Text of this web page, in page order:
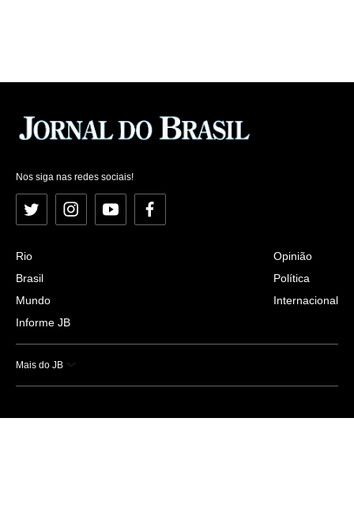
Nos siga nas redes sociais!
Twitter InstagramYouTubeFacebook
Rio
Brasil
Mundo
Informe JB
Opinião
Política
Internacional
Mais do JB
Esportes